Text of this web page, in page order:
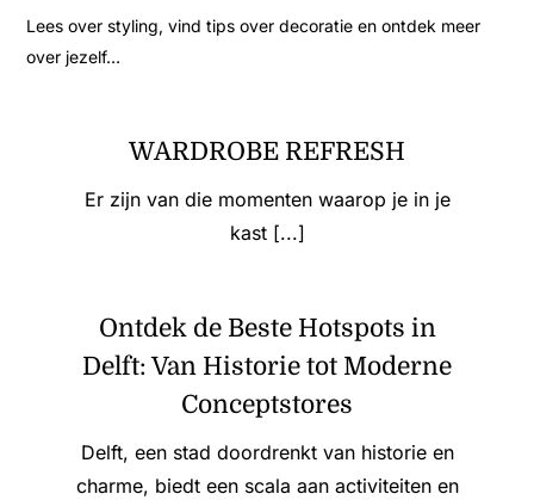
Lees over styling, vind tips over decoratie en ontdek meer
over jezelf…
WARDROBE REFRESH
Er zijn van die momenten waarop je in je
kast [...]
Ontdek de Beste Hotspots in
Delft: Van Historie tot Moderne
Conceptstores
Delft, een stad doordrenkt van historie en
charme, biedt een scala aan activiteiten en